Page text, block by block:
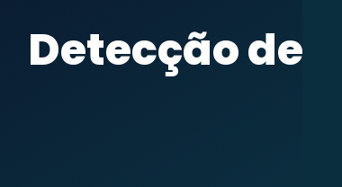
Detecção de